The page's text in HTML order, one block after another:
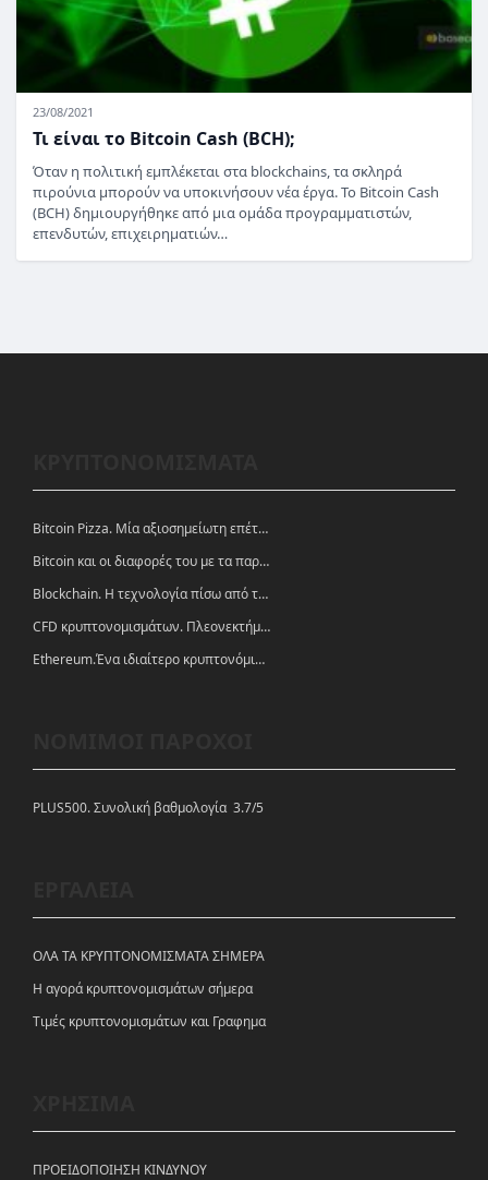
23/08/2021
Τι είναι το Bitcoin Cash (BCH);
Όταν η πολιτική εμπλέκεται στα blockchains, τα σκληρά
πιρούνια μπορούν να υποκινήσουν νέα έργα. Το Bitcoin Cash
(BCH) δημιουργήθηκε από μια ομάδα προγραμματιστών,
επενδυτών, επιχειρηματιών…
Bitcoin Pizza. Μία αξιοσημείωτη επέτειος.
Bitcoin και οι διαφορές του με τα παραδοσιακά νομίσματα
Blockchain. Η τεχνολογία πίσω από τα κρυπτονομίσματα
CFD κρυπτονομισμάτων. Πλεονεκτήματα και ευκαιρίες
Ethereum.Ένα ιδιαίτερο κρυπτονόμισμα-πλατφόρμα
PLUS500. Συνολική βαθμολογία 3.7/5
ΟΛΑ ΤΑ ΚΡΥΠΤΟΝΟΜΙΣΜΑΤΑ ΣΗΜΕΡΑ
Η αγορά κρυπτονομισμάτων σήμερα
Tιμές κρυπτονομισμάτων και Γραφημα
ΠΡΟΕΙΔΟΠΟΙΗΣΗ ΚΙΝΔΥΝΟΥ